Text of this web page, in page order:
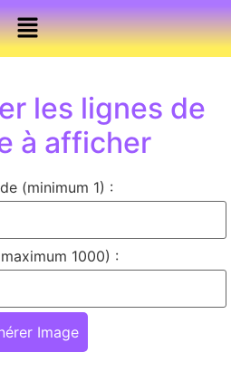
les lignes de
à afficher
(minimum 1) :
1000) :
Image